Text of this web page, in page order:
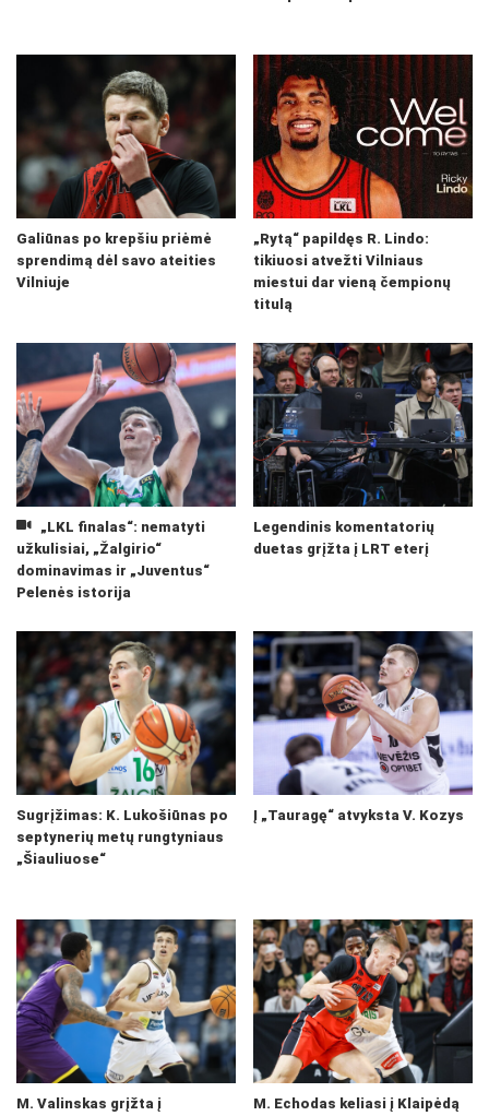
Galiūnas po krepšiu priėmė
sprendimą dėl savo ateities
Vilniuje
„Rytą“ papildęs R. Lindo:
tikiuosi atvežti Vilniaus
miestui dar vieną čempionų
titulą
„LKL finalas“: nematyti
užkulisiai, „Žalgirio“
dominavimas ir „Juventus“
Pelenės istorija
Legendinis komentatorių
duetas grįžta į LRT eterį
Sugrįžimas: K. Lukošiūnas po
septynerių metų rungtyniaus
„Šiauliuose“
Į „Tauragę“ atvyksta V. Kozys
M. Valinskas grįžta į
M. Echodas keliasi į Klaipėdą